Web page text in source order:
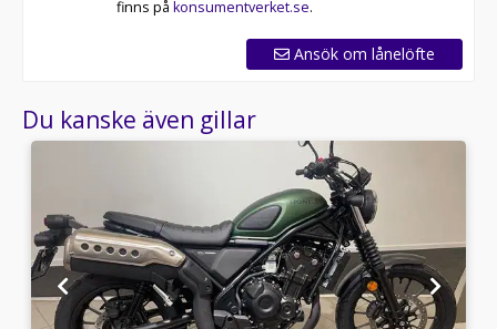
finns på konsumentverket.se.
Ansök om lånelöfte
Du kanske även gillar